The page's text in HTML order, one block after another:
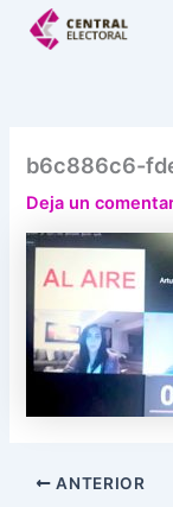
b6c886c6-
Deja un
ANTERIOR